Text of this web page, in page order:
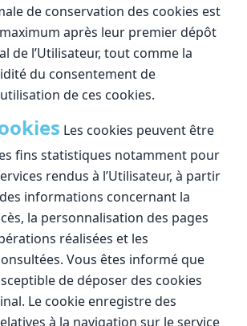
de conservation des cookies est
après leur premier dépôt
de l’Utilisateur, tout comme la
du consentement de
de ces cookies.
Les cookies peuvent être
fins statistiques notamment pour
rendus à l’Utilisateur, à partir
informations concernant la
la personnalisation des pages
réalisées et les
Vous êtes informé que
de déposer des cookies
Le cookie enregistre des
à la navigation sur le service